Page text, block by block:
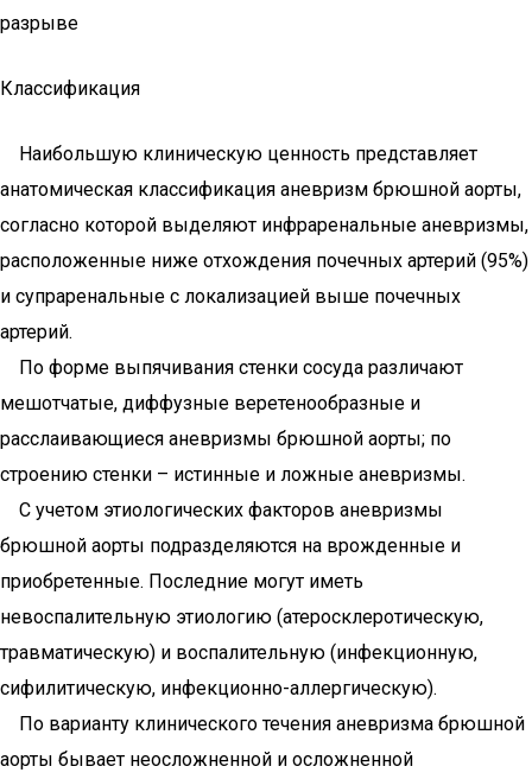
разрыве
Классификация
Наибольшую клиническую ценность представляет
анатомическая классификация аневризм брюшной аорты,
согласно которой выделяют инфраренальные аневризмы,
расположенные ниже отхождения почечных артерий (95%)
и супраренальные с локализацией выше почечных
артерий.
По форме выпячивания стенки сосуда различают
мешотчатые, диффузные веретенообразные и
расслаивающиеся аневризмы брюшной аорты; по
строению стенки – истинные и ложные аневризмы.
С учетом этиологических факторов аневризмы
брюшной аорты подразделяются на врожденные и
приобретенные. Последние могут иметь
невоспалительную этиологию (атеросклеротическую,
травматическую) и воспалительную (инфекционную,
сифилитическую, инфекционно-аллергическую).
По варианту клинического течения аневризма брюшной
аорты бывает неосложненной и осложненной